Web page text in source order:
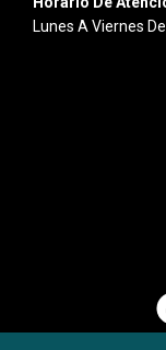
Lunes A Viernes